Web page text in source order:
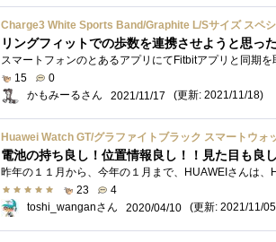
Charge3 White Sports Band/Graphite L/Sサイズ スペ
リングフィットでの歩数を連携させようと思った
15
0
かもみーるさん
2021/11/17 (更新: 2021/11/18)
電池の持ち良し！位置情報良し！！見た目も良
23
4
toshi_wanganさん
2020/04/10 (更新: 2021/11/